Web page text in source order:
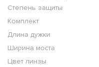
Степень защиты
Комплект
Длина дужки
Ширина моста
Цвет линзы